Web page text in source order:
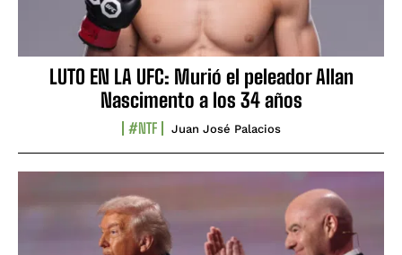
LUTO EN LA UFC: Murió el peleador Allan
Nascimento a los 34 años
#NTF Juan José Palacios